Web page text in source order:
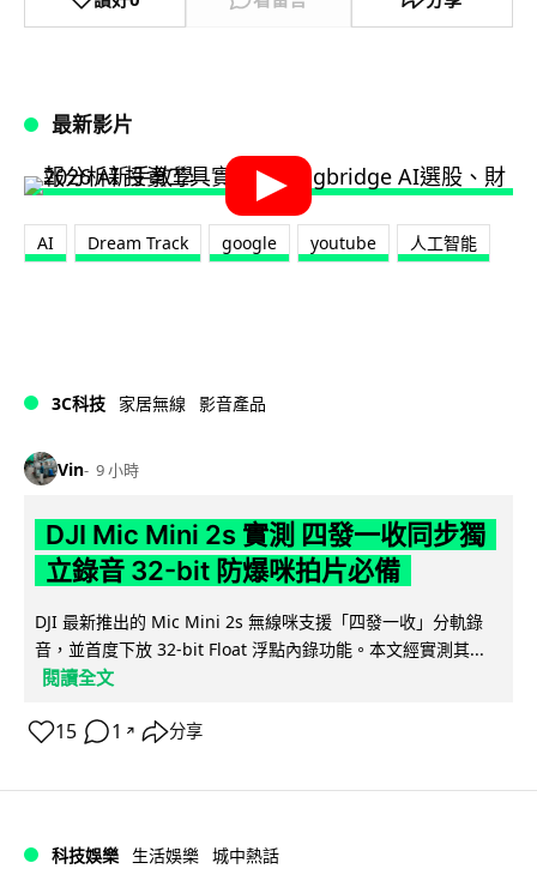
最新影片
AI Dream Track google youtube 人工智能
3C科技 家居無線 影音產品
Vin 9 小時
DJI Mic Mini 2s 實測 四發一收同步獨
立錄音 32-bit 防爆咪拍片必備
DJI 最新推出的 Mic Mini 2s 無線咪支援「四發一收」分軌錄
音，並首度下放 32-bit Float 浮點內錄功能。本文經實測其...
閱讀全文
15 1 ↗ 分享
科技娛樂 生活娛樂 城中熱話